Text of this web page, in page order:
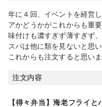
年に４回、イベントを経営
アかどうかがこれからも重
味付けも濃すぎず薄すぎず
スパは他に類を見ないと思い
これからも注文すると思い
注文内容
【得々弁当】海老フライと